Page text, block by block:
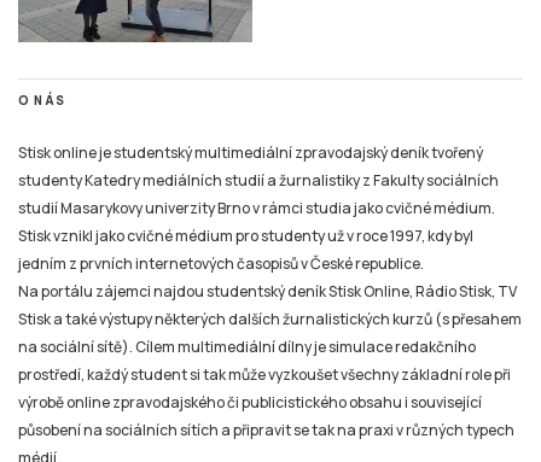
O NÁS
Stisk online je studentský multimediální zpravodajský deník tvořený
studenty Katedry mediálních studií a žurnalistiky z Fakulty sociálních
studií Masarykovy univerzity Brno v rámci studia jako cvičné médium.
Stisk vznikl jako cvičné médium pro studenty už v roce 1997, kdy byl
jedním z prvních internetových časopisů v České republice.
Na portálu zájemci najdou studentský deník Stisk Online, Rádio Stisk, TV
Stisk a také výstupy některých dalších žurnalistických kurzů (s přesahem
na sociální sítě). Cílem multimediální dílny je simulace redakčního
prostředí, každý student si tak může vyzkoušet všechny základní role při
výrobě online zpravodajského či publicistického obsahu i související
působení na sociálních sítích a připravit se tak na praxi v různých typech
médií.